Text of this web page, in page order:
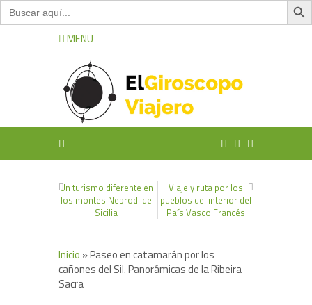
Buscar:
MENU
Un turismo diferente en
los montes Nebrodi de
Sicilia
Viaje y ruta por los
pueblos del interior del
País Vasco Francés
Inicio »Paseo en catamarán por los
cañones del Sil. Panorámicas de la Ribeira
Sacra